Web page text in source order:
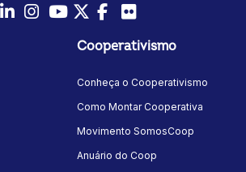
Cooperativismo
Conheça o Cooperativismo
Como Montar Cooperativa
Movimento SomosCoop
Anuário do Coop